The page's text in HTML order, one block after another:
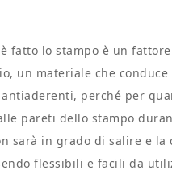
fatto lo stampo è un
un materiale che
perché per
pareti dello stampo
sarà in grado di salire e
flessibili e facili da